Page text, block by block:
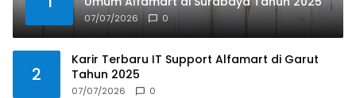
07/07/2026 0
2
Karir Terbaru IT Support Alfamart di Garut
Tahun 2025
07/07/2026 0